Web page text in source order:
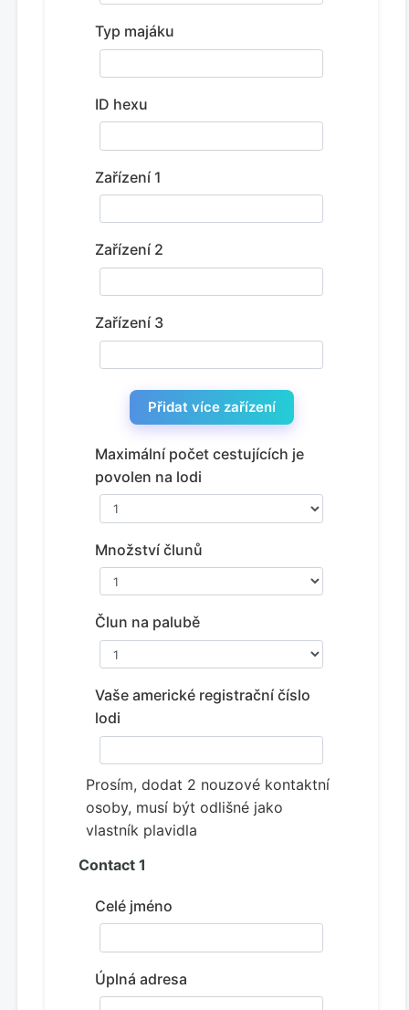
Typ majáku
ID hexu
Zařízení 1
Zařízení 2
Zařízení 3
Přidat více zařízení
Maximální počet cestujících je
povolen na lodi
Množství člunů
Člun na palubě
Vaše americké registrační číslo
lodi
Prosím, dodat 2 nouzové kontaktní
osoby, musí být odlišné jako
vlastník plavidla
Contact 1
Celé jméno
Úplná adresa